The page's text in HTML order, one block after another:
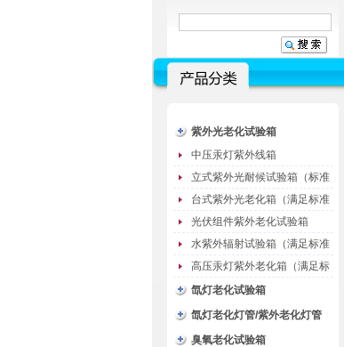
紫外光老化试验箱
中压汞灯紫外线箱
立式紫外光耐候试验箱（标准
型）
台式紫外光老化箱（满足标准
GB/T16776）
光伏组件紫外老化试验箱
水紫外辐射试验箱（满足标准
JC485-1992）
高压汞灯紫外老化箱（满足标
准GB/T16777）
氙灯老化试验箱
氙灯老化灯管/紫外老化灯管
（耗材）
臭氧老化试验箱